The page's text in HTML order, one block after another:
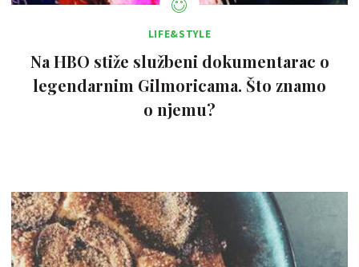
LIFE&STYLE
Na HBO stiže službeni dokumentarac o
legendarnim Gilmoricama. Što znamo
o njemu?